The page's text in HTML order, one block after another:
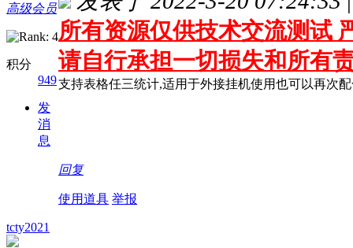
高级会员
积分
949
发
消
息
所有资源仅供技术交流测试
请自行承担一切损失和所有
支持表格任三统计,适用于外接挂机使用也可以再次
回复
使用道具 举报
tcty2021